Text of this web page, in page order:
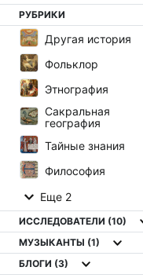
РУБРИКИ
Другая история
Фольклор
Этнография
Сакральная
география
Тайные знания
Философия
Еще 2
ИССЛЕДОВАТЕЛИ (10)
МУЗЫКАНТЫ (1)
БЛОГИ (3)